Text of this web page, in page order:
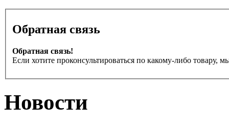
Обратная связь
Обратная связь!
Если хотите проконсультироваться по какому-либо товару,
Новости